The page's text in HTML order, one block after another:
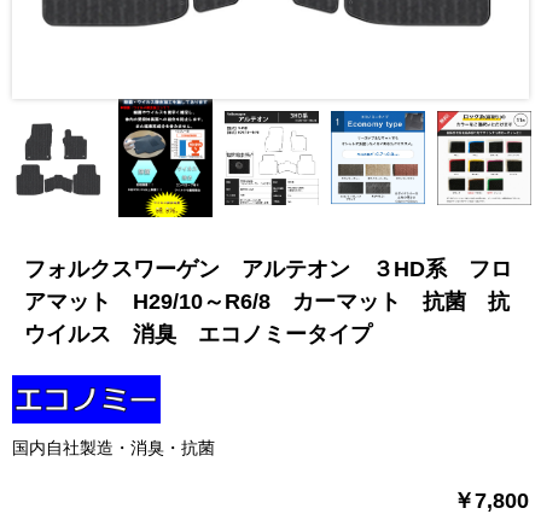
フォルクスワーゲン アルテオン ３HD系 フロ
アマット H29/10～R6/8 カーマット 抗菌 抗
ウイルス 消臭 エコノミータイプ
国内自社製造・消臭・抗菌
￥7,800